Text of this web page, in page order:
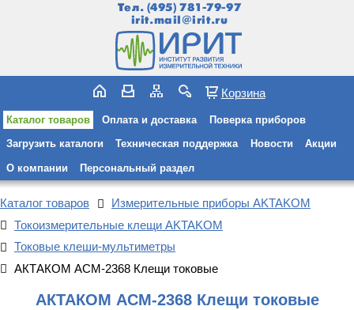
Тел. (495) 781-79-97
irit.mail@irit.ru
Корзина
Каталог товаров Оплата и доставка Поверка приборов
Загрузить каталоги Техническая поддержка Новости Акции
О компании Персональный раздел
Каталог товаров
Измерительные приборы AKTAKOM
Токоизмерительные клещи AKTAKOM
Токовые клеши-мультиметры
АКТАКОМ АСМ-2368 Клещи токовые
АКТАКОМ АСМ-2368 Клещи токовые